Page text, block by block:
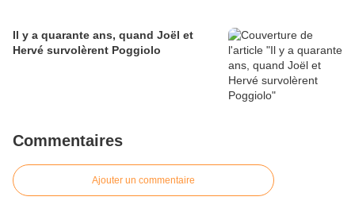
Il y a quarante ans, quand Joël et
Hervé survolèrent Poggiolo
Commentaires
Ajouter un commentaire